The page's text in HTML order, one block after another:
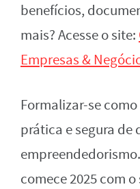
benefícios,
mais? Acesse o site:
Empresas &
Formalizar-se
prática e segura de
comece 2025 com